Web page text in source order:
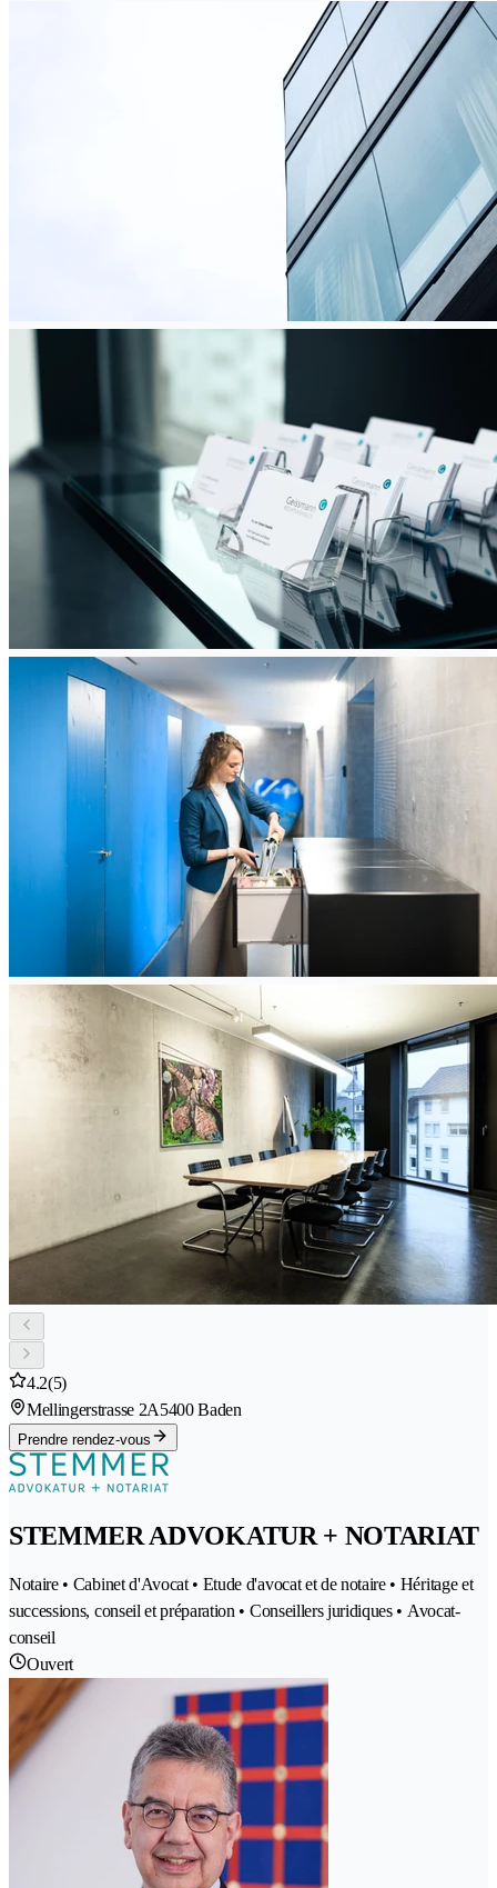
4.2(5)
Mellingerstrasse 2A5400 Baden
Prendre rendez-vous
STEMMER ADVOKATUR + NOTARIAT
Notaire • Cabinet d'Avocat • Etude d'avocat et de notaire • Héritage et
successions, conseil et préparation • Conseillers juridiques • Avocat-
conseil
Ouvert